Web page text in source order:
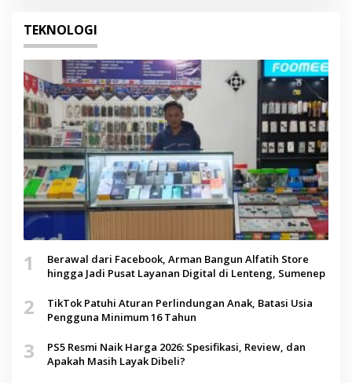
TEKNOLOGI
1
Berawal dari Facebook, Arman Bangun Alfatih Store
hingga Jadi Pusat Layanan Digital di Lenteng, Sumenep
2
TikTok Patuhi Aturan Perlindungan Anak, Batasi Usia
Pengguna Minimum 16 Tahun
3
PS5 Resmi Naik Harga 2026: Spesifikasi, Review, dan
Apakah Masih Layak Dibeli?